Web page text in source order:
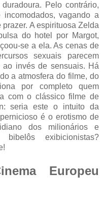
Pelo contrário,
vagando a
A espirituosa Zelda
do hotel por Margot,
se a ela. As cenas de
sexuais parecem
ao invés de sensuais. Há
a atmosfera do filme, do
por completo quem
com o clássico filme de
seria este o intuito da
é o erotismo de
dos milionários e
exibicionistas?
Europeu